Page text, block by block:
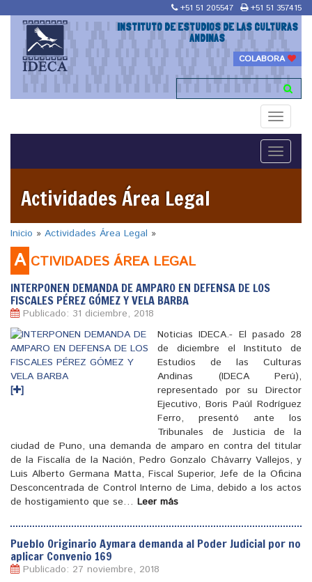
+51 51 205547 +51 51 357415
INSTITUTO DE ESTUDIOS DE LAS CULTURAS
ANDINAS
COLABORA
Toggle
Toggle
Actividades Área Legal
Inicio » Actividades Área Legal »
A CTIVIDADES ÁREA LEGAL
INTERPONEN DEMANDA DE AMPARO EN DEFENSA DE LOS
FISCALES PÉREZ GÓMEZ Y VELA BARBA
Publicado: 31 diciembre, 2018
[ ]
Noticias IDECA.- El pasado 28
de diciembre el Instituto de
Estudios de las Culturas
Andinas (IDECA Perú),
representado por su Director
Ejecutivo, Boris Paúl Rodríguez
Ferro, presentó ante los
Tribunales de Justicia de la
ciudad de Puno, una demanda de amparo en contra del titular
de la Fiscalía de la Nación, Pedro Gonzalo Chávarry Vallejos, y
Luis Alberto Germana Matta, Fiscal Superior, Jefe de la Oficina
Desconcentrada de Control Interno de Lima, debido a los actos
de hostigamiento que se… Leer más
Pueblo Originario Aymara demanda al Poder Judicial por no
aplicar Convenio 169
Publicado: 27 noviembre, 2018